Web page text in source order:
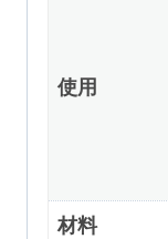
使用
材料